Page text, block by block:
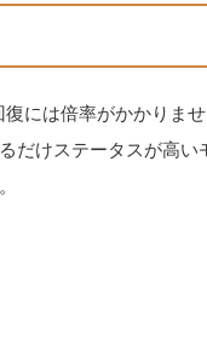
には倍率がかかりま
だけステータスが高い